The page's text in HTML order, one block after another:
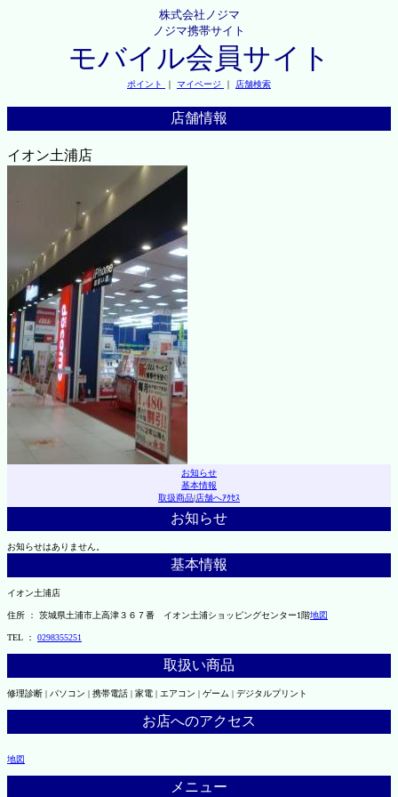
株式会社ノジマ
ノジマ携帯サイト
モバイル会員サイト
ポイント ｜ マイページ ｜ 店舗検索
店舗情報
イオン土浦店
お知らせ
基本情報
取扱商品|店舗へｱｸｾｽ
お知らせ
お知らせはありません。
基本情報
イオン土浦店
住所 ： 茨城県土浦市上高津３６７番 イオン土浦ショッピングセンター1階地図
TEL ： 0298355251
取扱い商品
修理診断 | パソコン | 携帯電話 | 家電 | エアコン | ゲーム | デジタルプリント
お店へのアクセス
地図
メニュー